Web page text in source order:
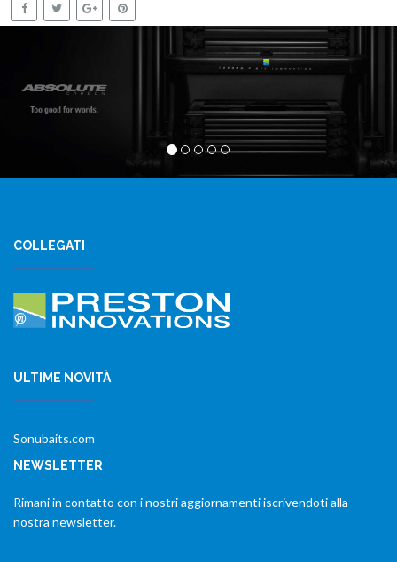
COLLEGATI
ULTIME NOVITÀ
Sonubaits.com
NEWSLETTER
Rimani in contatto con i nostri aggiornamenti iscrivendoti alla
nostra newsletter.